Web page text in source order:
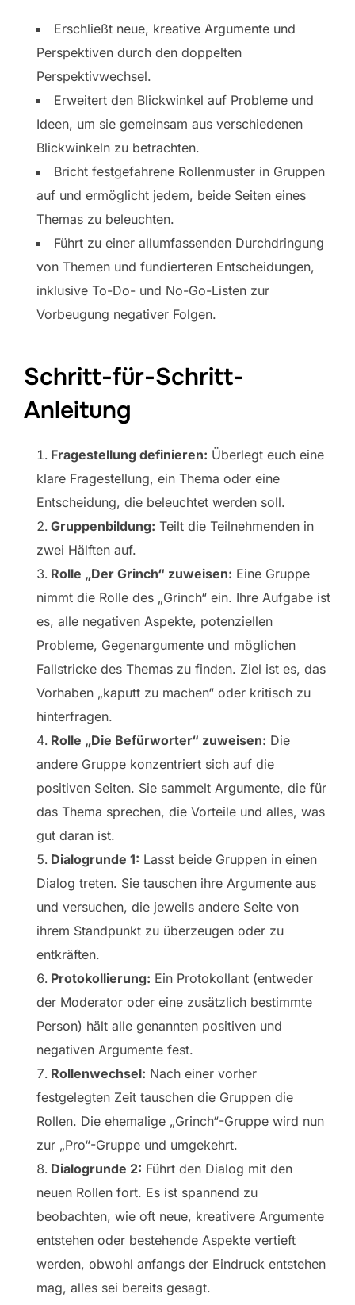
Erschließt neue, kreative Argumente und
Perspektiven durch den doppelten
Perspektivwechsel.
Erweitert den Blickwinkel auf Probleme und
Ideen, um sie gemeinsam aus verschiedenen
Blickwinkeln zu betrachten.
Bricht festgefahrene Rollenmuster in Gruppen
auf und ermöglicht jedem, beide Seiten eines
Themas zu beleuchten.
Führt zu einer allumfassenden Durchdringung
von Themen und fundierteren Entscheidungen,
inklusive To-Do- und No-Go-Listen zur
Vorbeugung negativer Folgen.
Schritt-für-Schritt-
Anleitung
Fragestellung definieren: Überlegt euch eine
klare Fragestellung, ein Thema oder eine
Entscheidung, die beleuchtet werden soll.
Gruppenbildung: Teilt die Teilnehmenden in
zwei Hälften auf.
Rolle „Der Grinch“ zuweisen: Eine Gruppe
nimmt die Rolle des „Grinch“ ein. Ihre Aufgabe ist
es, alle negativen Aspekte, potenziellen
Probleme, Gegenargumente und möglichen
Fallstricke des Themas zu finden. Ziel ist es, das
Vorhaben „kaputt zu machen“ oder kritisch zu
hinterfragen.
Rolle „Die Befürworter“ zuweisen: Die
andere Gruppe konzentriert sich auf die
positiven Seiten. Sie sammelt Argumente, die für
das Thema sprechen, die Vorteile und alles, was
gut daran ist.
Dialogrunde 1: Lasst beide Gruppen in einen
Dialog treten. Sie tauschen ihre Argumente aus
und versuchen, die jeweils andere Seite von
ihrem Standpunkt zu überzeugen oder zu
entkräften.
Protokollierung: Ein Protokollant (entweder
der Moderator oder eine zusätzlich bestimmte
Person) hält alle genannten positiven und
negativen Argumente fest.
Rollenwechsel: Nach einer vorher
festgelegten Zeit tauschen die Gruppen die
Rollen. Die ehemalige „Grinch“-Gruppe wird nun
zur „Pro“-Gruppe und umgekehrt.
Dialogrunde 2: Führt den Dialog mit den
neuen Rollen fort. Es ist spannend zu
beobachten, wie oft neue, kreativere Argumente
entstehen oder bestehende Aspekte vertieft
werden, obwohl anfangs der Eindruck entstehen
mag, alles sei bereits gesagt.